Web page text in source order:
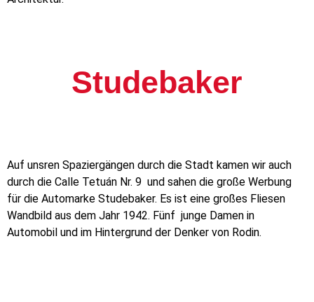
Studebaker
Auf unsren Spaziergängen durch die Stadt kamen wir auch
durch die Calle Tetuán Nr. 9 und sahen die große Werbung
für die Automarke Studebaker. Es ist eine großes Fliesen
Wandbild aus dem Jahr 1942. Fünf junge Damen in
Automobil und im Hintergrund der Denker von Rodin.